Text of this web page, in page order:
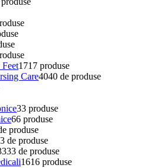
1717 produse
Care4040 de produse
33 produse
66 produse
produse
de produse
33 de produse
1616 produse